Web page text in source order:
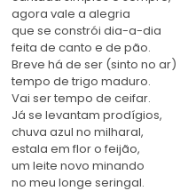
agora vale a alegria
que se constrói dia-a-dia
feita de canto e de pão.
Breve há de ser (sinto no ar)
tempo de trigo maduro.
Vai ser tempo de ceifar.
Já se levantam prodígios,
chuva azul no milharal,
estala em flor o feijão,
um leite novo minando
no meu longe seringal.